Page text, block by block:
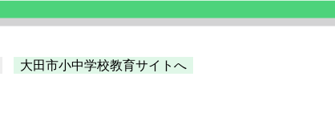
大田市小中学校教育サイトへ